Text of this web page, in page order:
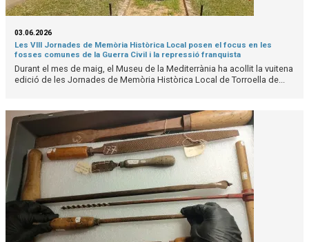
03.06.2026
Les VIII Jornades de Memòria Històrica Local posen el focus en les
fosses comunes de la Guerra Civil i la repressió franquista
Durant el mes de maig, el Museu de la Mediterrània ha acollit la vuitena
edició de les Jornades de Memòria Històrica Local de Torroella de...